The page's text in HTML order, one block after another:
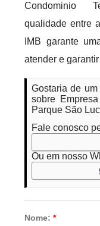
Condominio
qualidade entre
IMB garante
atender e
Gostaria de
sobre
Parque São
Fale conosco
Ou em nosso
Nome:*